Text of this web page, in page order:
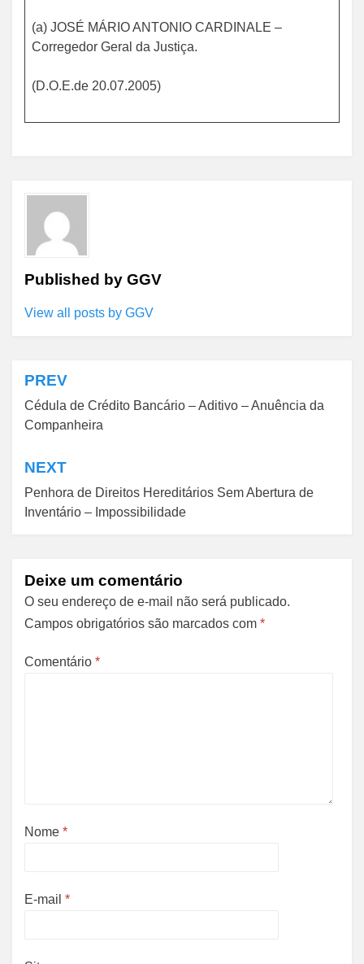
(a) JOSÉ MÁRIO ANTONIO CARDINALE –
Corregedor Geral da Justiça.
(D.O.E.de 20.07.2005)
Published by GGV
View all posts by GGV
Navegação
de
Post
PREV
Cédula de Crédito Bancário – Aditivo – Anuência da
Companheira
NEXT
Penhora de Direitos Hereditários Sem Abertura de
Inventário – Impossibilidade
Deixe um comentário
O seu endereço de e-mail não será publicado.
Campos obrigatórios são marcados com *
Comentário *
Nome *
E-mail *